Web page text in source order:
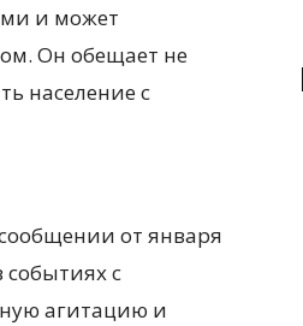
и может
Он обещает не
население с
от января
событиях с
агитацию и